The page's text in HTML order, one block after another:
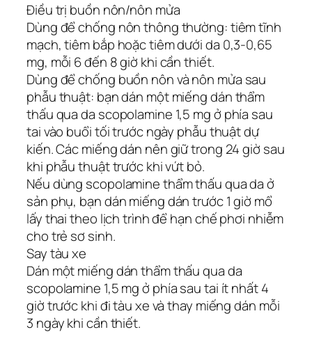
Điều trị buồn nôn/nôn mửa
Dùng để chống nôn thông thường: tiêm tĩnh
mạch, tiêm bắp hoặc tiêm dưới da 0,3-0,65
mg, mỗi 6 đến 8 giờ khi cần thiết.
Dùng để chống buồn nôn và nôn mửa sau
phẫu thuật: bạn dán một miếng dán thẩm
thấu qua da scopolamine 1,5 mg ở phía sau
tai vào buổi tối trước ngày phẫu thuật dự
kiến. Các miếng dán nên giữ trong 24 giờ sau
khi phẫu thuật trước khi vứt bỏ.
Nếu dùng scopolamine thẩm thấu qua da ở
sản phụ, bạn dán miếng dán trước 1 giờ mổ
lấy thai theo lịch trình để hạn chế phơi nhiễm
cho trẻ sơ sinh.
Say tàu xe
Dán một miếng dán thẩm thấu qua da
scopolamine 1,5 mg ở phía sau tai ít nhất 4
giờ trước khi đi tàu xe và thay miếng dán mỗi
3 ngày khi cần thiết.